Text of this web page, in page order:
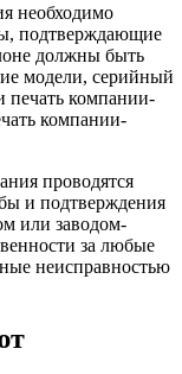
необходимо
подтверждающие
должны быть
модели, серийный
печать компании-
компании-
проводятся
и подтверждения
или заводом-
за любые
неисправностью